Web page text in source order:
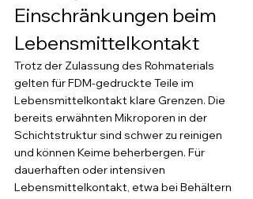
Einschränkungen beim
Lebensmittelkontakt
Trotz der Zulassung des Rohmaterials
gelten für FDM-gedruckte Teile im
Lebensmittelkontakt klare Grenzen. Die
bereits erwähnten Mikroporen in der
Schichtstruktur sind schwer zu reinigen
und können Keime beherbergen. Für
dauerhaften oder intensiven
Lebensmittelkontakt, etwa bei Behältern